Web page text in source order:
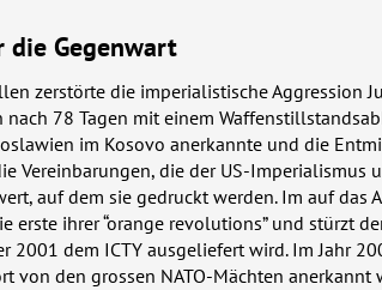
die Gegenwart
zerstörte die imperialistische Aggression
78 Tagen mit einem
im Kosovo anerkannte und die
Vereinbarungen, die der US-Imperialismus
auf dem sie gedruckt werden. Im auf das
erste ihrer “orange revolutions” und stürzt
2001 dem ICTY ausgeliefert wird. Im Jahr
von den grossen NATO-Mächten anerkannt